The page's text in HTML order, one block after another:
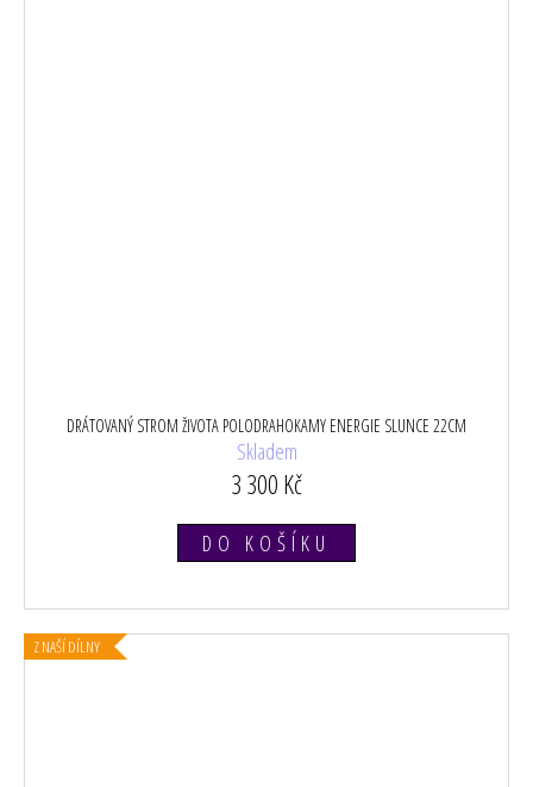
DRÁTOVANÝ STROM ŽIVOTA POLODRAHOKAMY ENERGIE SLUNCE 22CM
Skladem
3 300 Kč
DO KOŠÍKU
Z NAŠÍ DÍLNY